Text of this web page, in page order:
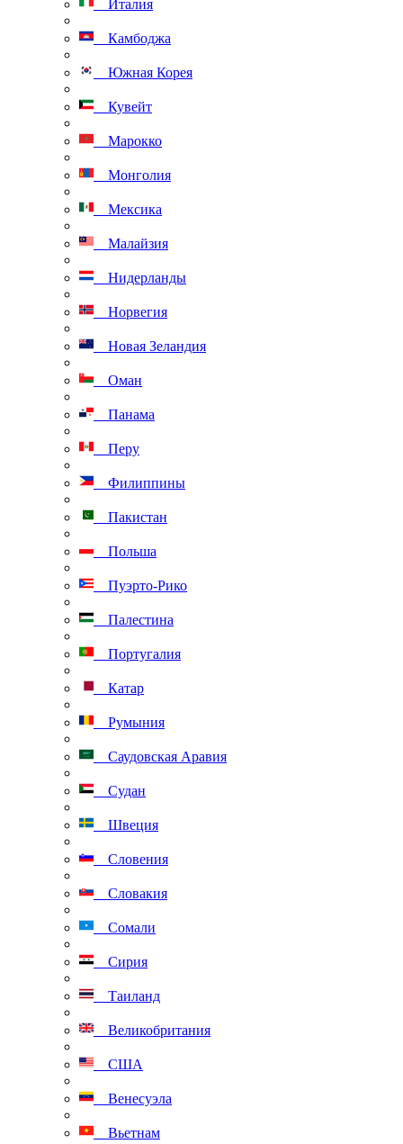
Италия
Камбоджа
Южная Корея
Кувейт
Марокко
Монголия
Мексика
Малайзия
Нидерланды
Норвегия
Новая Зеландия
Оман
Панама
Перу
Филиппины
Пакистан
Польша
Пуэрто-Рико
Палестина
Португалия
Катар
Румыния
Саудовская Аравия
Судан
Швеция
Словения
Словакия
Сомали
Сирия
Таиланд
Великобритания
США
Венесуэла
Вьетнам